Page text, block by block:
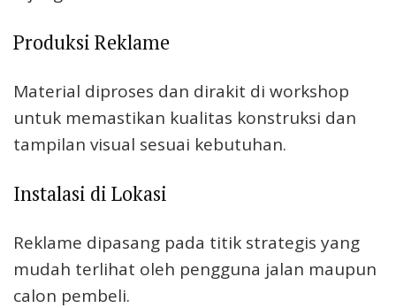
Produksi Reklame
Material diproses dan dirakit di workshop
untuk memastikan kualitas konstruksi dan
tampilan visual sesuai kebutuhan.
Instalasi di Lokasi
Reklame dipasang pada titik strategis yang
mudah terlihat oleh pengguna jalan maupun
calon pembeli.